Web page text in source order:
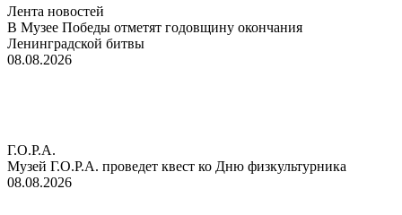
Лента новостей
В Музее Победы отметят годовщину окончания
Ленинградской битвы
08.08.2026
Г.О.Р.А.
Музей Г.О.Р.А. проведет квест ко Дню физкультурника
08.08.2026